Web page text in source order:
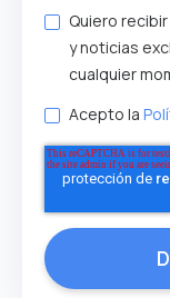
Quiero
y noticias
cualquier
Acepto la